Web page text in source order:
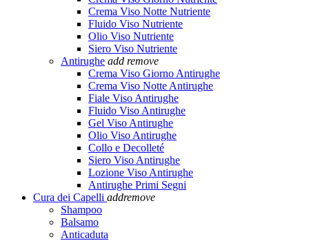
Crema Viso Notte Nutriente
Fluido Viso Nutriente
Olio Viso Nutriente
Siero Viso Nutriente
Antirughe add remove
Crema Viso Giorno Antirughe
Crema Viso Notte Antirughe
Fiale Viso Antirughe
Fluido Viso Antirughe
Gel Viso Antirughe
Olio Viso Antirughe
Collo e Decolleté
Siero Viso Antirughe
Lozione Viso Antirughe
Antirughe Primi Segni
Cura dei Capelli addremove
Shampoo
Balsamo
Anticaduta